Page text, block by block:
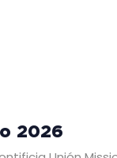
2026